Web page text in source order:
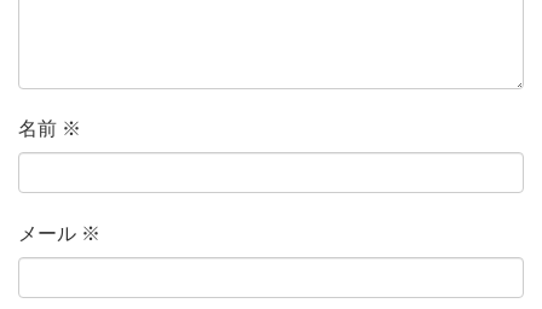
名前 ※
メール ※